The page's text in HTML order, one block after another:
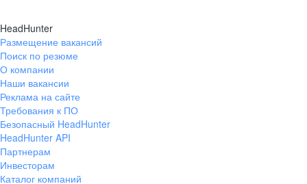
HeadHunter
Размещение вакансий
Поиск по резюме
О компании
Наши вакансии
Реклама на сайте
Требования к ПО
Безопасный HeadHunter
HeadHunter API
Партнерам
Инвесторам
Каталог компаний